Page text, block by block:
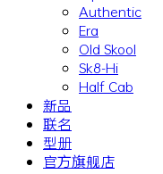
Authentic
Era
Old Skool
Sk8-Hi
Half Cab
新品
联名
型册
官方旗舰店